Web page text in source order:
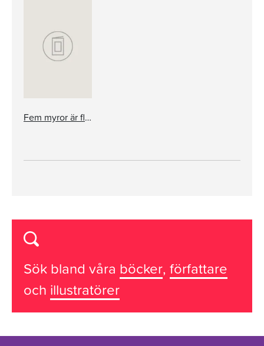
Fem myror är fler än fyra elefanter, ABC
Sök bland våra böcker, författare
och illustratörer